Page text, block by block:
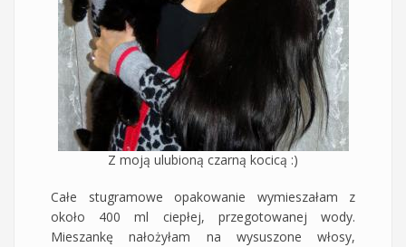
Z moją ulubioną czarną kocicą :)
Całe stugramowe opakowanie wymieszałam z
około 400 ml ciepłej, przegotowanej wody.
Mieszankę nałożyłam na wysuszone włosy,